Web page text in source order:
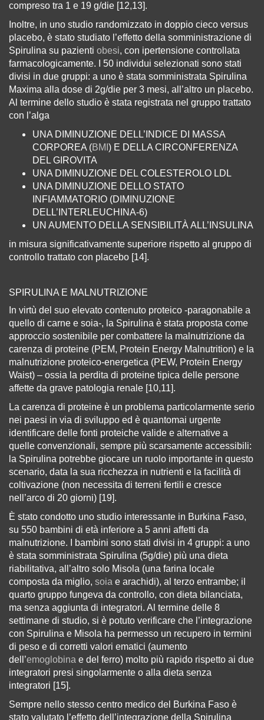
compreso tra 1 e 19 g/die [12,13].
Inoltre, in uno studio randomizzato in doppio cieco versus
placebo, è stato studiato l’effetto della somministrazione di
Spirulina su pazienti obesi, con ipertensione controllata
farmacologicamente. I 50 individui selezionati sono stati
divisi in due gruppi: a uno è stata somministrata Spirulina
Maxima alla dose di 2g/die per 3 mesi, all’altro un placebo.
Al termine dello studio è stata registrata nel gruppo trattato
con l’alga
UNA DIMINUZIONE DELL’INDICE DI MASSA
CORPOREA (BMI ) E DELLA CIRCONFERENZA
DEL GIROVITA
UNA DIMINUZIONE DEL COLESTEROLO LDL
UNA DIMINUZIONE DELLO STATO
INFIAMMATORIO (DIMINUZIONE
DELL’INTERLEUCHINA-6)
UN AUMENTO DELLA SENSIBILITÀ ALL’INSULINA
in misura significativamente superiore rispetto al gruppo di
controllo trattato con placebo [14].
SPIRULINA E MALNUTRIZIONE
In virtù del suo elevato contenuto proteico -paragonabile a
quello di carne e soia-, la Spirulina è stata proposta come
approccio sostenibile per combattere la malnutrizione da
carenza di proteine (PEM, Protein Energy Malnutrition) e la
malnutrizione proteico-energetica (PEW, Protein Energy
Waist) – ossia la perdita di proteine tipica delle persone
affette da grave patologia renale [10,11].
La carenza di proteine è un problema particolarmente serio
nei paesi in via di sviluppo ed è quantomai urgente
identificare delle fonti proteiche valide e alternative a
quelle convenzionali, sempre più scarsamente accessibili:
la Spirulina potrebbe giocare un ruolo importante in questo
scenario, data la sua ricchezza in nutrienti e la facilità di
coltivazione (non necessita di terreni fertili e cresce
nell’arco di 20 giorni) [19].
È stato condotto uno studio interessante in Burkina Faso,
su 550 bambini di età inferiore a 5 anni affetti da
malnutrizione. I bambini sono stati divisi in 4 gruppi: a uno
è stata somministrata Spirulina (5g/die) più una dieta
riabilitativa, all’altro solo Misola (una farina locale
composta da miglio, soia e arachidi), al terzo entrambe; il
quarto gruppo fungeva da controllo, con dieta bilanciata,
ma senza aggiunta di integratori. Al termine delle 8
settimane di studio, si è potuto verificare che l’integrazione
con Spirulina e Misola ha permesso un recupero in termini
di peso e di corretti valori ematici (aumento
dell’emoglobina e del ferro) molto più rapido rispetto ai due
integratori presi singolarmente o alla dieta senza
integratori [15].
Sempre nello stesso centro medico del Burkina Faso è
stato valutato l’effetto dell’integrazione della Spirulina